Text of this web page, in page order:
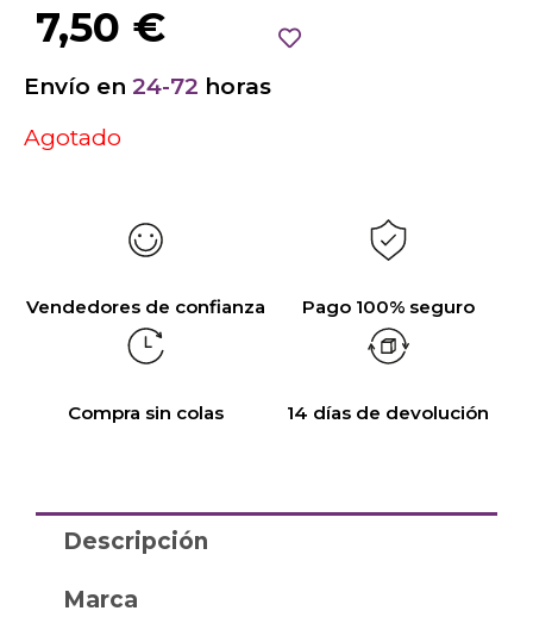
7,50 €
Envío en 24-72 horas
Agotado
Vendedores de confianza Pago 100% seguro
Compra sin colas 14 días de devolución
Descripción
Marca